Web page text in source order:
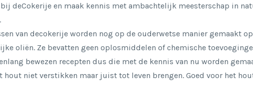
deCokerije en maak kennis met ambachtelijk meesterschap in
van decokerije worden nog op de ouderwetse manier gemaakt
oliën. Ze bevatten geen oplosmiddelen of chemische
bewezen recepten dus die met de kennis van nu worden
niet verstikken maar juist tot leven brengen. Goed voor het